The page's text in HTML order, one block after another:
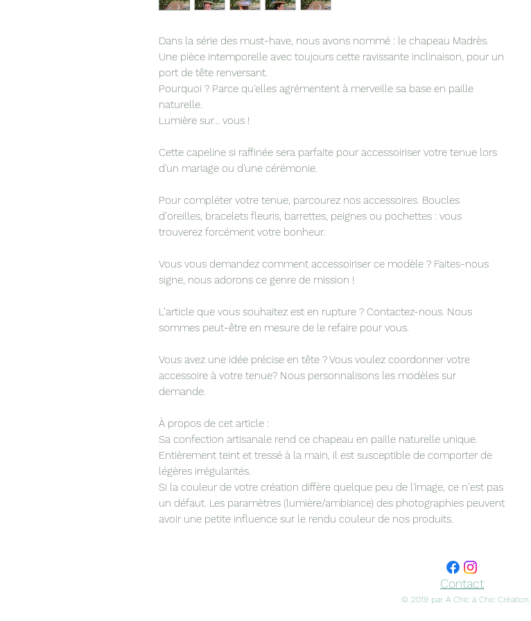
Dans la série des must-have, nous avons nommé : le chapeau Madrès.
Une pièce intemporelle avec toujours cette ravissante inclinaison, pour un
port de tête renversant.
Pourquoi ? Parce qu'elles agrémentent à merveille sa base en paille
naturelle.
Lumière sur... vous !
Cette capeline si raffinée sera parfaite pour accessoiriser votre tenue lors
d'un mariage ou d'une cérémonie.
Pour compléter votre tenue, parcourez nos accessoires. Boucles
d’oreilles, bracelets fleuris, barrettes, peignes ou pochettes : vous
trouverez forcément votre bonheur.
Vous vous demandez comment accessoiriser ce modèle ? Faites-nous
signe, nous adorons ce genre de mission !
L’article que vous souhaitez est en rupture ? Contactez-nous. Nous
sommes peut-être en mesure de le refaire pour vous.
Vous avez une idée précise en tête ? Vous voulez coordonner votre
accessoire à votre tenue? Nous personnalisons les modèles sur
demande.
À propos de cet article :
Sa confection artisanale rend ce chapeau en paille naturelle unique.
Entièrement teint et tressé à la main, il est susceptible de comporter de
légères irrégularités.
Si la couleur de votre création diffère quelque peu de l'image, ce n’est pas
un défaut. Les paramètres (lumière/ambiance) des photographies peuvent
avoir une petite influence sur le rendu couleur de nos produits.
Contact
© 2019 par A Chic à Chic Création.